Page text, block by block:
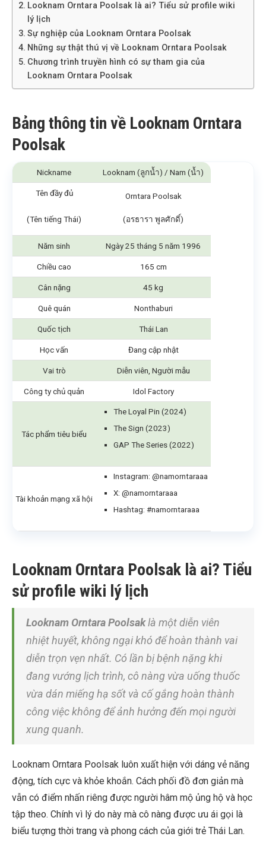
Looknam Orntara Poolsak là ai? Tiểu sử profile wiki
lý lịch
Sự nghiệp của Looknam Orntara Poolsak
Những sự thật thú vị về Looknam Orntara Poolsak
Chương trình truyền hình có sự tham gia của
Looknam Orntara Poolsak
Bảng thông tin về Looknam Orntara
Poolsak
Nickname Looknam (ลูกน้ำ) / Nam (น้ำ)
Tên đầy đủ
(Tên tiếng Thái)
Orntara Poolsak
(อรธารา พูลศักดิ์)
Năm sinh Ngày 25 tháng 5 năm 1996
Chiều cao 165 cm
Cân nặng 45 kg
Quê quán Nonthaburi
Quốc tịch Thái Lan
Học vấn Đang cập nhật
Vai trò Diễn viên, Người mẫu
Công ty chủ quản Idol Factory
Tác phẩm tiêu biểu
The Loyal Pin (2024)
The Sign (2023)
GAP The Series (2022)
Tài khoản mạng xã hội
Instagram: @namorntaraaa
X: @namorntaraaa
Hashtag: #namorntaraaa
Looknam Orntara Poolsak là ai? Tiểu
sử profile wiki lý lịch
Looknam Orntara Poolsaklà một diễn viên
nhiệt huyết, không ngại khó để hoàn thành vai
diễn trọn vẹn nhất. Có lần bị bệnh nặng khi
đang vướng lịch trình, cô nàng vừa uống thuốc
vừa dán miếng hạ sốt và cố gắng hoàn thành
công việc không để ảnh hưởng đến mọi người
xung quanh.
Looknam Orntara Poolsak luôn xuất hiện với dáng vẻ năng
động, tích cực và khỏe khoắn. Cách phối đồ đơn giản mà
vẫn có điểm nhấn riêng được người hâm mộ ủng hộ và học
tập theo. Chính vì lý do này mà cô nàng được ưu ái gọi là
biểu tượng thời trang và phong cách của giới trẻ Thái Lan.